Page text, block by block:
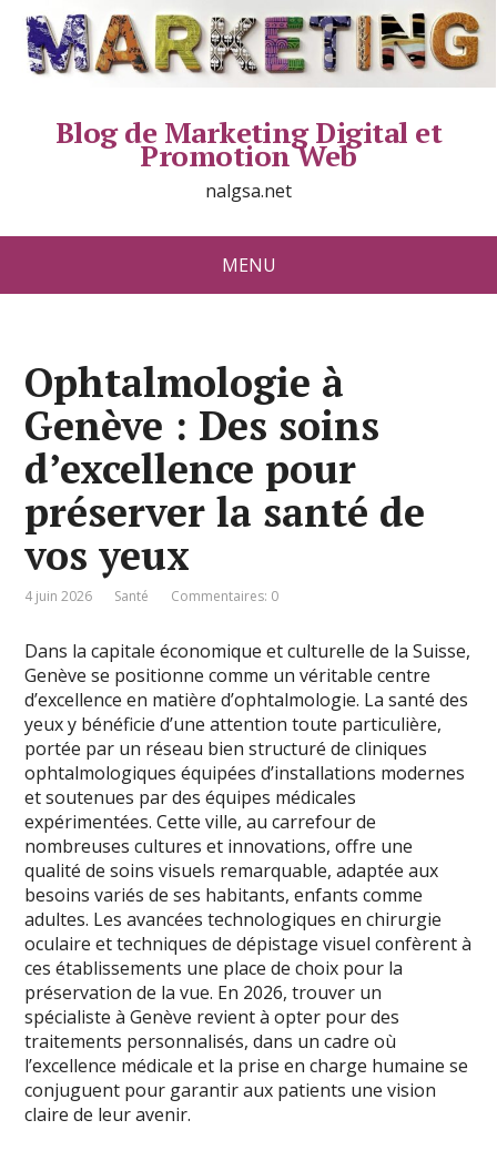
Blog de Marketing Digital et
Promotion Web
nalgsa.net
MENU
Ophtalmologie à
Genève : Des soins
d’excellence pour
préserver la santé de
vos yeux
4 juin 2026 Santé Commentaires: 0
Dans la capitale économique et culturelle de la Suisse,
Genève se positionne comme un véritable centre
d’excellence en matière d’ophtalmologie. La santé des
yeux y bénéficie d’une attention toute particulière,
portée par un réseau bien structuré de cliniques
ophtalmologiques équipées d’installations modernes
et soutenues par des équipes médicales
expérimentées. Cette ville, au carrefour de
nombreuses cultures et innovations, offre une
qualité de soins visuels remarquable, adaptée aux
besoins variés de ses habitants, enfants comme
adultes. Les avancées technologiques en chirurgie
oculaire et techniques de dépistage visuel confèrent à
ces établissements une place de choix pour la
préservation de la vue. En 2026, trouver un
spécialiste à Genève revient à opter pour des
traitements personnalisés, dans un cadre où
l’excellence médicale et la prise en charge humaine se
conjuguent pour garantir aux patients une vision
claire de leur avenir.